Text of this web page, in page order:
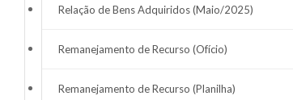
Relação de Bens Adquiridos (Maio/2025)
Remanejamento de Recurso (Ofício)
Remanejamento de Recurso (Planilha)